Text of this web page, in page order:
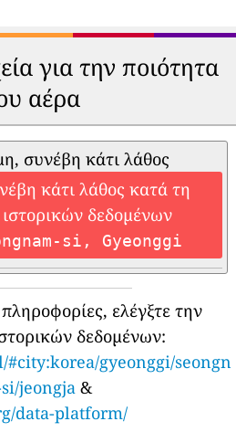
για την ποιότητα
αέρα
συνέβη κάτι λάθος
κάτι λάθος κατά τη
δεδομένων
si, Gyeonggi
ελέγξτε την
δεδομένων:
gyeonggi/seongn
jeongja &
data-platform/